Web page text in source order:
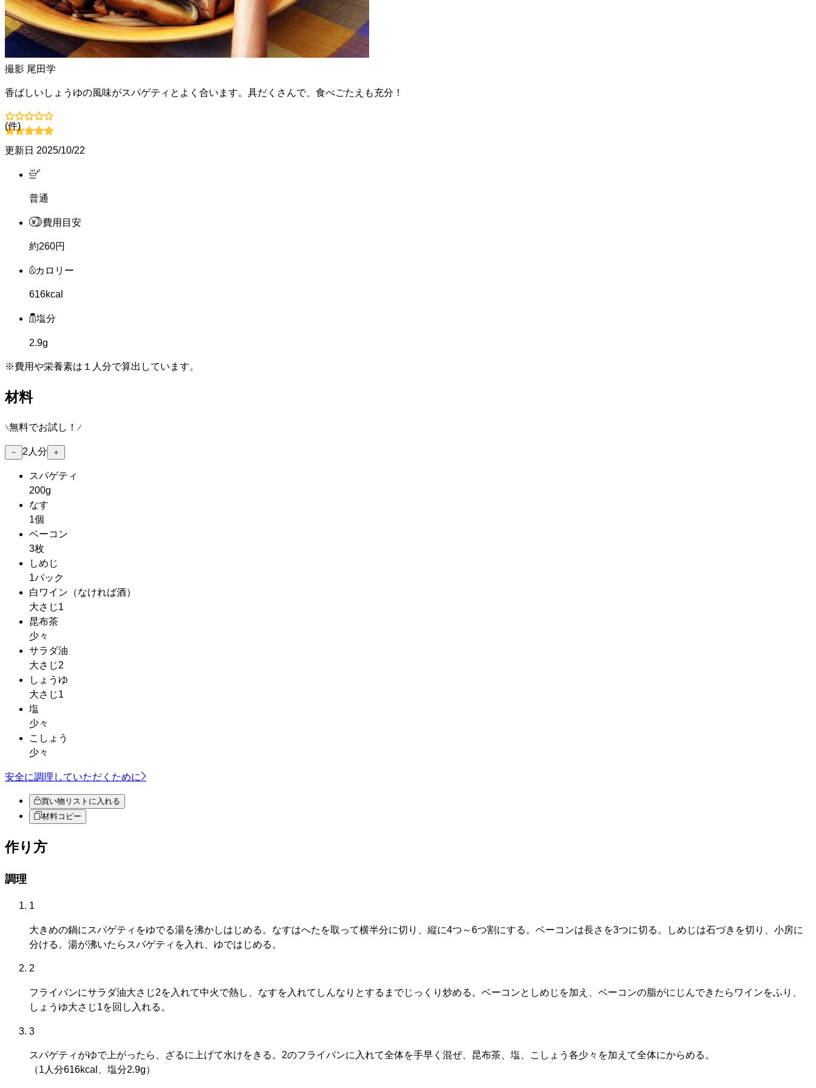
撮影 尾田学
香ばしいしょうゆの風味がスパゲティとよく合います。具だくさんで、食べごたえも充分！
(件)
更新日 2025/10/22
普通
費用目安
約260円
カロリー
616kcal
塩分
2.9g
※費用や栄養素は １人分で算出しています。
材料
無料でお試し！
－ 2 人分 ＋
スパゲティ
200g
なす
1個
ベーコン
3枚
しめじ
1パック
白ワイン （なければ酒）
大さじ1
昆布茶
少々
サラダ油
大さじ2
しょうゆ
大さじ1
塩
少々
こしょう
少々
安全に調理していただくために
買い物リストに入れる
材料コピー
作り方
調理
1
大きめの鍋にスパゲティをゆでる湯を沸かしはじめる。なすはへたを取って横半分に切り、縦に4つ～6つ割にする。ベーコンは長さを3つに切る。しめじは石づきを切り、小房に
分ける。湯が沸いたらスパゲティを入れ、ゆではじめる。
2
フライパンにサラダ油大さじ2を入れて中火で熱し、なすを入れてしんなりとするまでじっくり炒める。ベーコンとしめじを加え、ベーコンの脂がにじんできたらワインをふり、
しょうゆ大さじ1を回し入れる。
3
スパゲティがゆで上がったら、ざるに上げて水けをきる。2のフライパンに入れて全体を手早く混ぜ、昆布茶、塩、こしょう各少々を加えて全体にからめる。
（1人分616kcal、塩分2.9g）